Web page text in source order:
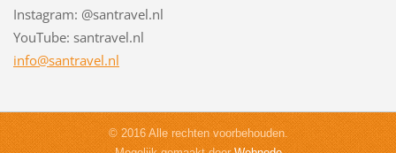
Instagram: @santravel.nl
YouTube: santravel.nl
info@santravel.nl
© 2016 Alle rechten voorbehouden.